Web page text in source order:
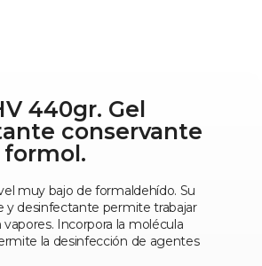
440gr. Gel
conservante
muy bajo de formaldehído. Su
y desinfectante permite trabajar
Incorpora la molécula
la desinfección de agentes